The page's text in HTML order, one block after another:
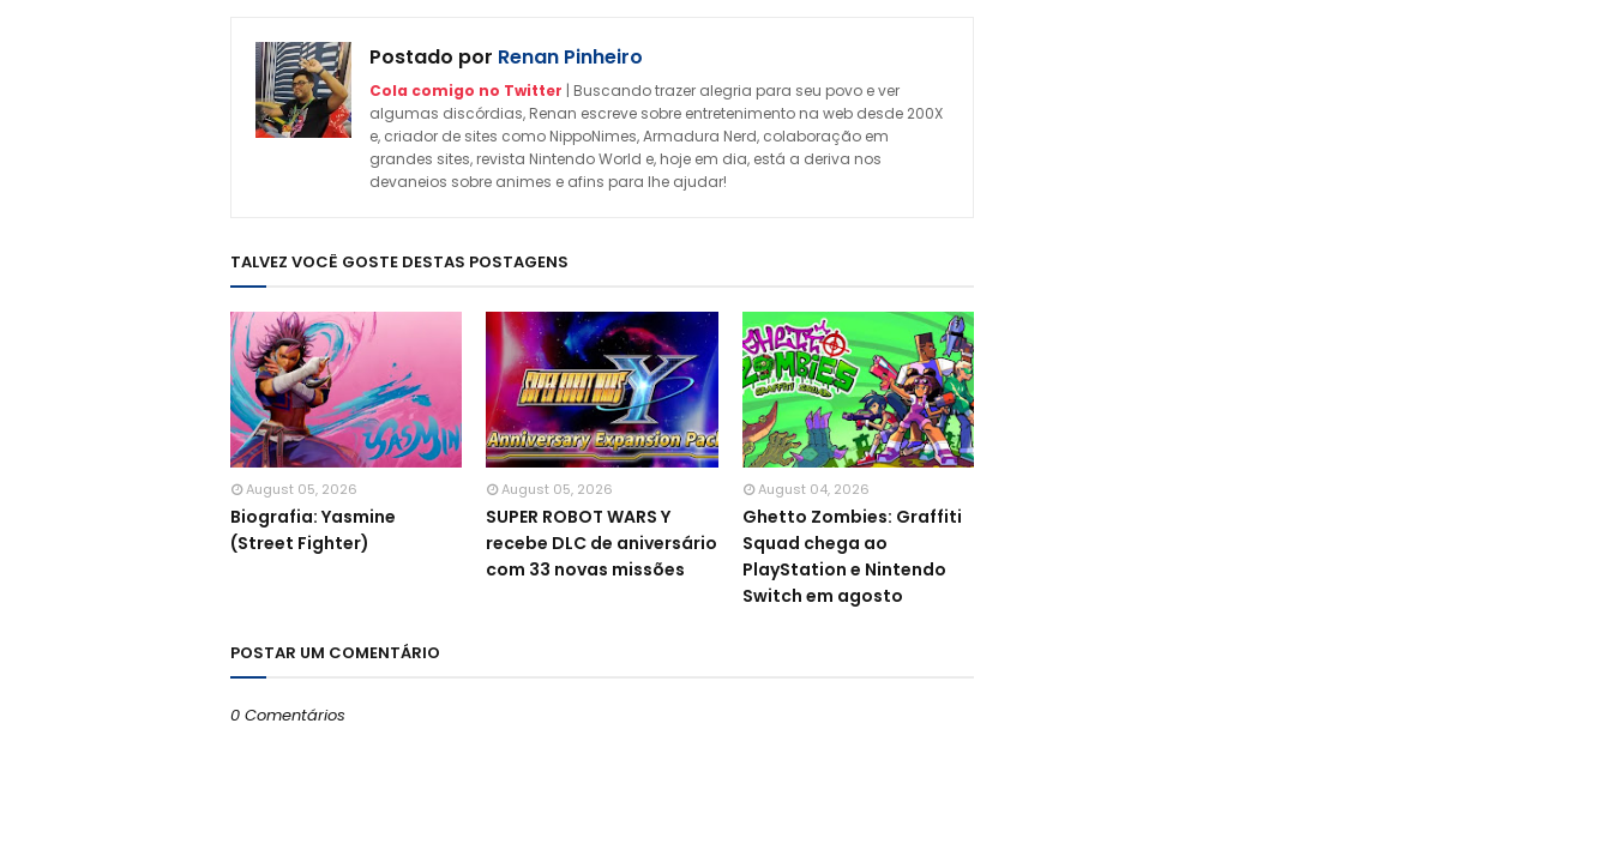
Postado por Renan Pinheiro
Cola comigo no Twitter | Buscando trazer alegria para seu povo e ver
algumas discórdias, Renan escreve sobre entretenimento na web desde 200X
e, criador de sites como NippoNimes, Armadura Nerd, colaboração em
grandes sites, revista Nintendo World e, hoje em dia, está a deriva nos
devaneios sobre animes e afins para lhe ajudar!
TALVEZ VOCÊ GOSTE DESTAS POSTAGENS
August 05, 2026
Biografia: Yasmine
(Street Fighter)
August 05, 2026
SUPER ROBOT WARS Y
recebe DLC de aniversário
com 33 novas missões
August 04, 2026
Ghetto Zombies: Graffiti
Squad chega ao
PlayStation e Nintendo
Switch em agosto
POSTAR UM COMENTÁRIO
0 Comentários